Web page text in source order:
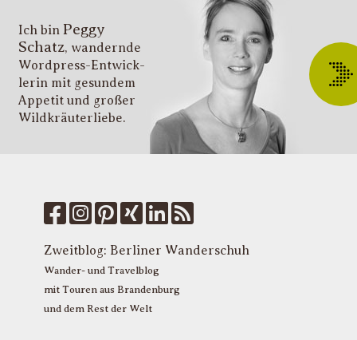
Ich bin Peggy
Schatz, wandernde
Wordpress-Entwick­
lerin mit gesundem
Appetit und großer
Wildkräuter­liebe.
Zweitblog: Berliner Wanderschuh
Wander- und Travelblog
mit Touren aus Brandenburg
und dem Rest der Welt